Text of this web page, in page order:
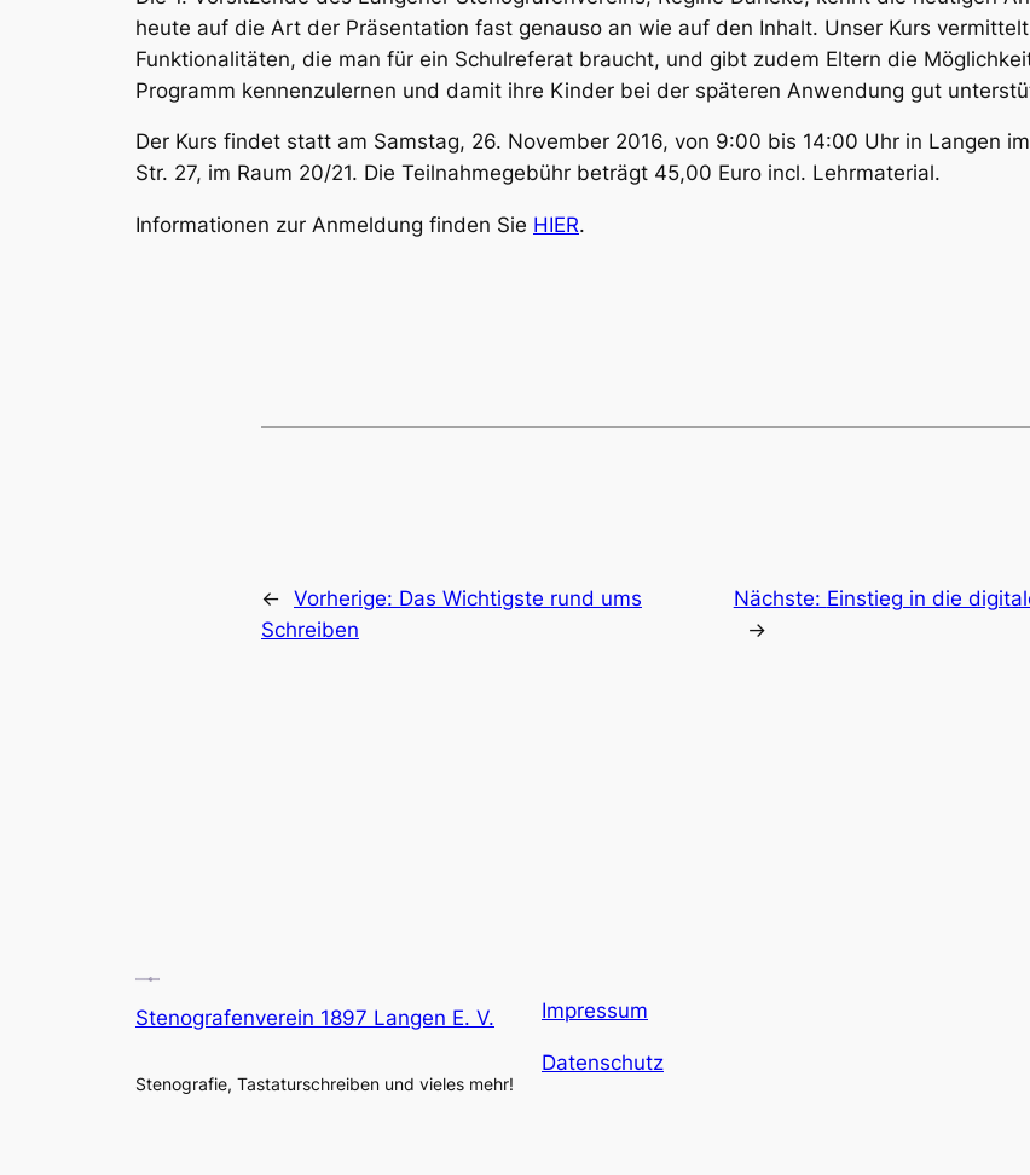
heute auf die Art der Präsentation fast genauso an wie auf den Inhalt. Unser Kurs
Funktionalitäten, die man für ein Schulreferat braucht, und gibt zudem Eltern die
Programm kennenzulernen und damit ihre Kinder bei der späteren Anwendung gut
Der Kurs findet statt am Samstag, 26. November 2016, von 9:00 bis 14:00 Uhr in Langen
Str. 27, im Raum 20/21. Die Teilnahmegebühr beträgt 45,00 Euro incl. Lehrmaterial.
Informationen zur Anmeldung finden Sie HIER.
← Vorherige: Das Wichtigste rund ums
Schreiben
Nächste: Einstieg in die
→
Stenografenverein 1897 Langen E. V.
Stenografie, Tastaturschreiben und vieles mehr!
Impressum
Datenschutz